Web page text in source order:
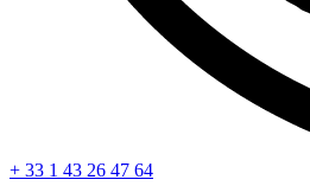
+ 33 1 43 26 47 64